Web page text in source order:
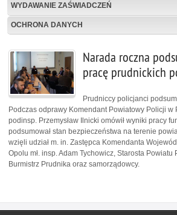
WYDAWANIE ZAŚWIADCZEŃ
OCHRONA DANYCH
Narada roczna
pracę prudnickich
Prudniccy policjanci
Podczas odprawy Komendant Powiatowy Policji w
podinsp. Przemysław Ilnicki omówił wyniki pracy
podsumował stan bezpieczeństwa na terenie
wzięli udział m. in. Zastępca Komendanta
Opolu mł. insp. Adam Tychowicz, Starosta Powiatu
Burmistrz Prudnika oraz samorządowcy.